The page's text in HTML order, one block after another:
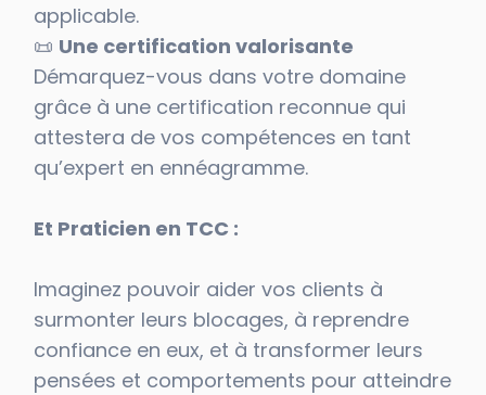
applicable.
📜 Une certification valorisante
Démarquez-vous dans votre domaine
grâce à une certification reconnue qui
attestera de vos compétences en tant
qu’expert en ennéagramme.
Et Praticien en TCC :
Imaginez pouvoir aider vos clients à
surmonter leurs blocages, à reprendre
confiance en eux, et à transformer leurs
pensées et comportements pour atteindre